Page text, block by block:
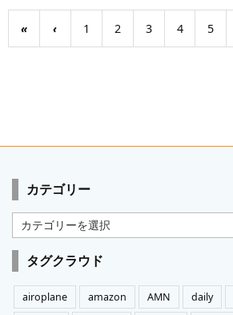
« ‹ 1 2 3 4 5
カテゴリー
カ
テ
ゴ
リ
ー
タグクラウド
airoplane amazon AMN daily